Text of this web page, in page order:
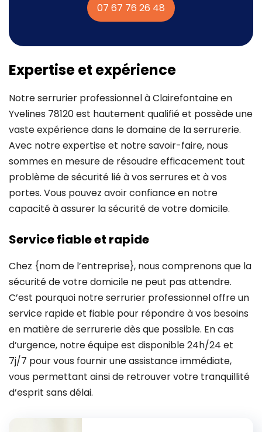
07 67 76 26 48
Expertise et expérience
Notre serrurier professionnel à Clairefontaine en
Yvelines 78120 est hautement qualifié et possède une
vaste expérience dans le domaine de la serrurerie.
Avec notre expertise et notre savoir-faire, nous
sommes en mesure de résoudre efficacement tout
problème de sécurité lié à vos serrures et à vos
portes. Vous pouvez avoir confiance en notre
capacité à assurer la sécurité de votre domicile.
Service fiable et rapide
Chez {nom de l’entreprise}, nous comprenons que la
sécurité de votre domicile ne peut pas attendre.
C’est pourquoi notre serrurier professionnel offre un
service rapide et fiable pour répondre à vos besoins
en matière de serrurerie dès que possible. En cas
d’urgence, notre équipe est disponible 24h/24 et
7j/7 pour vous fournir une assistance immédiate,
vous permettant ainsi de retrouver votre tranquillité
d’esprit sans délai.